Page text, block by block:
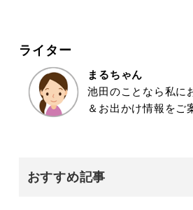
ライター
まるちゃん
池田のことなら私に
＆お出かけ情報をご
おすすめ記事